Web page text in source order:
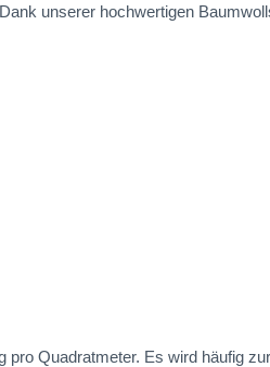
unserer hochwertigen
Quadratmeter. Es wird häufig